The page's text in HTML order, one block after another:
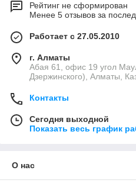
Рейтинг не сформирован
Менее 5 отзывов за
Работает с 27.05.2010
г. Алматы
Абая 61, офис 19 угол
Дзержинского), Алматы,
Контакты
Сегодня выходной
Показать весь график
О нас